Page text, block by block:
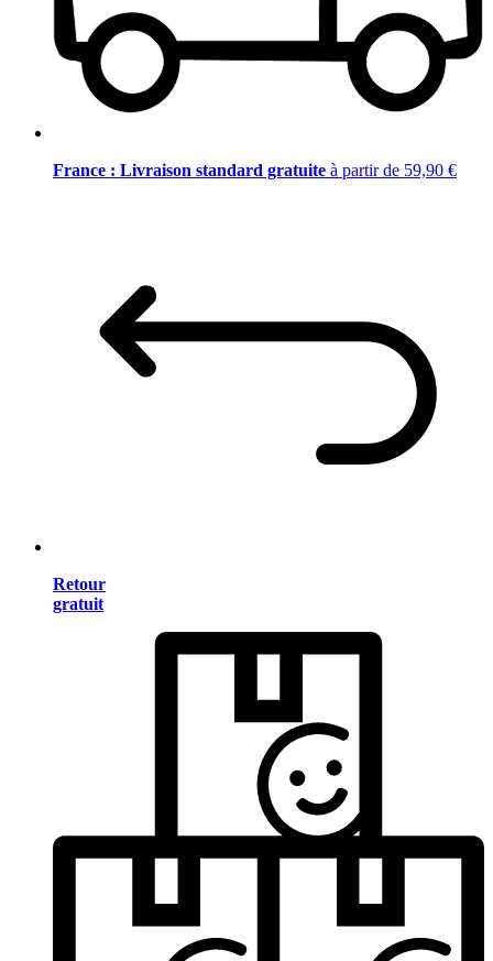
France : Livraison standard gratuite à partir de 59,90 €
Retour
gratuit